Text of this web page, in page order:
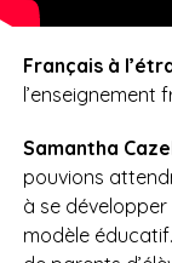
Français à
l’enseignement
Samantha
pouvions
à se
modèle